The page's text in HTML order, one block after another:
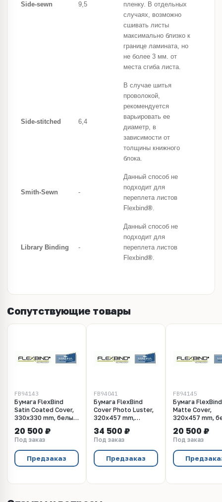
Side-sewn 9,5
пленку. В отдельных
случаях, возможно
сшивать листы
максимально близко к
границе ламината, но
не более 3 мм. от
места сгиба листа.
Side-stitched 6,4
В случае шитья
проволокой,
рекомендуется
варьировать ее
диаметр, в
зависимости от
толщины книжного
блока.
Smith-Sewn -
Данный способ не
подходит для
переплета листов
Flexbind®.
Library Binding -
Данный способ не
подходит для
переплета листов
Flexbind®.
Сопутствующие товары
FB94143
Бумага FlexBind
Satin Coated Cover,
330x330 mm, белый
(250л/в пачке)
20 500 ₽
Под заказ
Предзаказ
FB94041
Бумага FlexBind
Cover Photo Luster,
320x457 mm,
250 г/м2, (190л/в
пачке)
34 500 ₽
Под заказ
Предзаказ
FB94145
Бумага FlexBind
Matte Cover,
320x457 mm,
(250л/в пачке)
20 500 ₽
Под заказ